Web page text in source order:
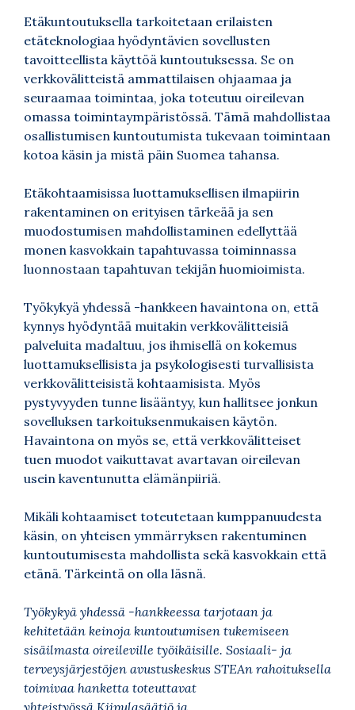
Etäkuntoutuksella tarkoitetaan erilaisten
etäteknologiaa hyödyntävien sovellusten
tavoitteellista käyttöä kuntoutuksessa. Se on
verkkovälitteistä ammattilaisen ohjaamaa ja
seuraamaa toimintaa, joka toteutuu oireilevan
omassa toimintaympäristössä. Tämä mahdollistaa
osallistumisen kuntoutumista tukevaan toimintaan
kotoa käsin ja mistä päin Suomea tahansa.
Etäkohtaamisissa luottamuksellisen ilmapiirin
rakentaminen on erityisen tärkeää ja sen
muodostumisen mahdollistaminen edellyttää
monen kasvokkain tapahtuvassa toiminnassa
luonnostaan tapahtuvan tekijän huomioimista.
Työkykyä yhdessä -hankkeen havaintona on, että
kynnys hyödyntää muitakin verkkovälitteisiä
palveluita madaltuu, jos ihmisellä on kokemus
luottamuksellisista ja psykologisesti turvallisista
verkkovälitteisistä kohtaamisista. Myös
pystyvyyden tunne lisääntyy, kun hallitsee jonkun
sovelluksen tarkoituksenmukaisen käytön.
Havaintona on myös se, että verkkovälitteiset
tuen muodot vaikuttavat avartavan oireilevan
usein kaventunutta elämänpiiriä.
Mikäli kohtaamiset toteutetaan kumppanuudesta
käsin, on yhteisen ymmärryksen rakentuminen
kuntoutumisesta mahdollista sekä kasvokkain että
etänä. Tärkeintä on olla läsnä.
Työkykyä yhdessä -hankkeessa tarjotaan ja
kehitetään keinoja kuntoutumisen tukemiseen
sisäilmasta oireileville työikäisille. Sosiaali- ja
terveysjärjestöjen avustuskeskus STEAn rahoituksella
toimivaa hanketta toteuttavat